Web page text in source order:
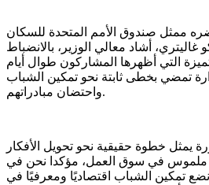
ممثل صندوق الأمم المتحدة للسكان
أشاد معالي الوزير، بالانضباط
التي أظهرها المشاركون طوال أيام
تمضي بخطى ثابتة نحو تمكين الشباب
واحتضان مبادراتهم.
يمثل خطوة حقيقية نحو تحويل الأفكار
ملموس في سوق العمل، مؤكدا نحن في
تمكين الشباب اقتصاديًا ومعرفيًا في